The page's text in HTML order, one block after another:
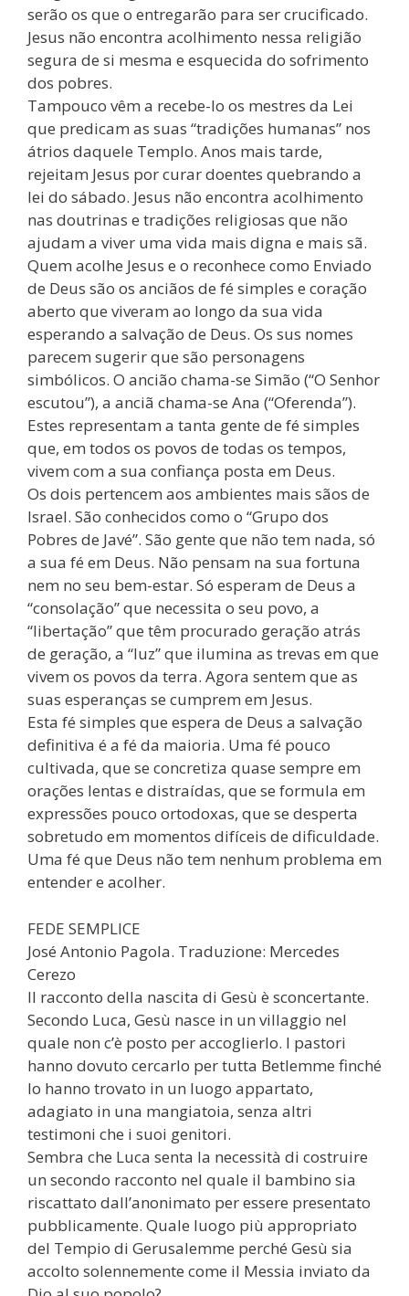
serão os que o entregarão para ser crucificado.
Jesus não encontra acolhimento nessa religião
segura de si mesma e esquecida do sofrimento
dos pobres.
Tampouco vêm a recebe-lo os mestres da Lei
que predicam as suas “tradições humanas” nos
átrios daquele Templo. Anos mais tarde,
rejeitam Jesus por curar doentes quebrando a
lei do sábado. Jesus não encontra acolhimento
nas doutrinas e tradições religiosas que não
ajudam a viver uma vida mais digna e mais sã.
Quem acolhe Jesus e o reconhece como Enviado
de Deus são os anciãos de fé simples e coração
aberto que viveram ao longo da sua vida
esperando a salvação de Deus. Os sus nomes
parecem sugerir que são personagens
simbólicos. O ancião chama-se Simão (“O Senhor
escutou”), a anciã chama-se Ana (“Oferenda”).
Estes representam a tanta gente de fé simples
que, em todos os povos de todas os tempos,
vivem com a sua confiança posta em Deus.
Os dois pertencem aos ambientes mais sãos de
Israel. São conhecidos como o “Grupo dos
Pobres de Javé”. São gente que não tem nada, só
a sua fé em Deus. Não pensam na sua fortuna
nem no seu bem-estar. Só esperam de Deus a
“consolação” que necessita o seu povo, a
“libertação” que têm procurado geração atrás
de geração, a “luz” que ilumina as trevas em que
vivem os povos da terra. Agora sentem que as
suas esperanças se cumprem em Jesus.
Esta fé simples que espera de Deus a salvação
definitiva é a fé da maioria. Uma fé pouco
cultivada, que se concretiza quase sempre em
orações lentas e distraídas, que se formula em
expressões pouco ortodoxas, que se desperta
sobretudo em momentos difíceis de dificuldade.
Uma fé que Deus não tem nenhum problema em
entender e acolher.
FEDE SEMPLICE
José Antonio Pagola. Traduzione: Mercedes
Cerezo
Il racconto della nascita di Gesù è sconcertante.
Secondo Luca, Gesù nasce in un villaggio nel
quale non c’è posto per accoglierlo. I pastori
hanno dovuto cercarlo per tutta Betlemme finché
lo hanno trovato in un luogo appartato,
adagiato in una mangiatoia, senza altri
testimoni che i suoi genitori.
Sembra che Luca senta la necessità di costruire
un secondo racconto nel quale il bambino sia
riscattato dall’anonimato per essere presentato
pubblicamente. Quale luogo più appropriato
del Tempio di Gerusalemme perché Gesù sia
accolto solennemente come il Messia inviato da